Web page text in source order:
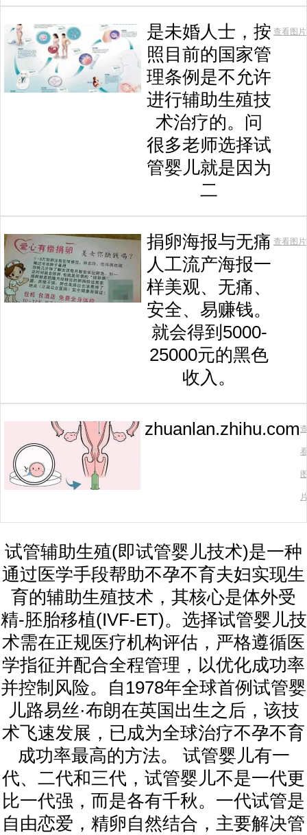
是未婚人士，按
照目前的国家管
理条例是不允许
进行辅助生殖技
术治疗的。问
很多老师选择试
管婴儿就是因为
二
查看图片
捐卵海报与无痛
人工流产海报一
样美观、无痛、
安全、易赚钱。
就会得到5000-
25000元的黑色
收入。
查看图片
zhuanlan.zhihu.com
试管辅助生殖(即试管婴儿技术)是一种
通过医学手段帮助不孕不育夫妇实现生
育的辅助生殖技术，其核心是体外受
精-胚胎移植(IVF-ET)。选择试管婴儿技
术需在正规医疗机构评估，严格遵循医
学指征并配合全程管理，以优化成功率
并控制风险。自1978年全球首例试管婴
儿路易丝·布朗在英国出生之后，该技
术飞速发展，已成为全球治疗不孕不育
成功率最高的方法。 试管婴儿有一
代、二代和三代，试管婴儿不是一代更
比一代强，而是各有千秋。一代试管是
自由恋爱，精卵自然结合，主要解决管